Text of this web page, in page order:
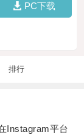
PC下载
排行
平台